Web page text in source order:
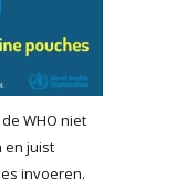
WHO niet
en juist
invoeren.